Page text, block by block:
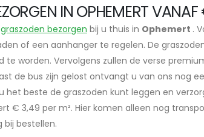
IN OPHEMERT
graszoden bezorgen bij u thuis in Ophemert .
of een aanhanger te regelen. De
te worden. Vervolgens zullen de verse
de bus zijn gelost ontvangt u van ons nog
het beste de graszoden kunt leggen en
€ 3,49 per m². Hier komen alleen nog
bestellen.